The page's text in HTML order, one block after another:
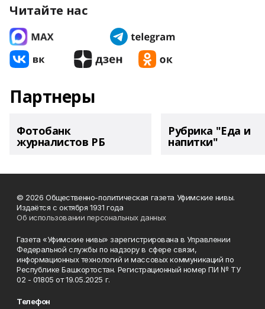
Читайте нас
Партнеры
Фотобанк
журналистов РБ
Рубрика "Еда и
напитки"
© 2026 Общественно-политическая газета Уфимские нивы.
Издаётся с октября 1931 года
Об использовании персональных данных
Газета «Уфимские нивы» зарегистрирована в Управлении
Федеральной службы по надзору в сфере связи,
информационных технологий и массовых коммуникаций по
Республике Башкортостан. Регистрационный номер ПИ № ТУ
02 - 01805 от 19.05.2025 г.
Телефон